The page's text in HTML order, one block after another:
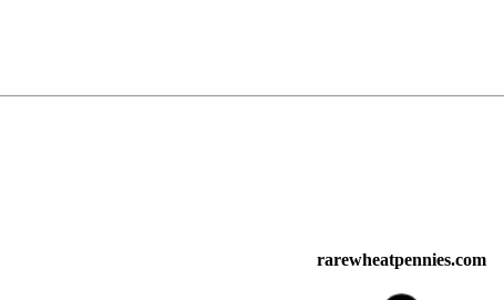
rarewheatpennies.com